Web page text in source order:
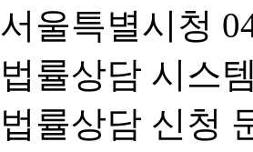
서울특별시청
법률상담 시스
법률상담 신청